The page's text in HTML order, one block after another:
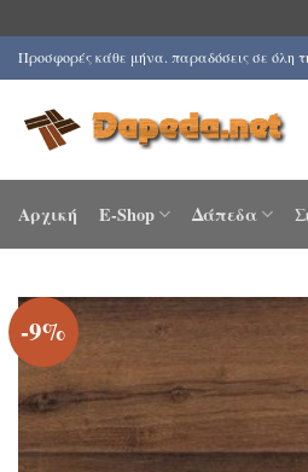
Μετάβαση
στο
περιεχόμενο
Προσφορές κάθε μήνα. παραδόσεις σε όλη
Αρχική E-Shop Δάπεδα
-9%